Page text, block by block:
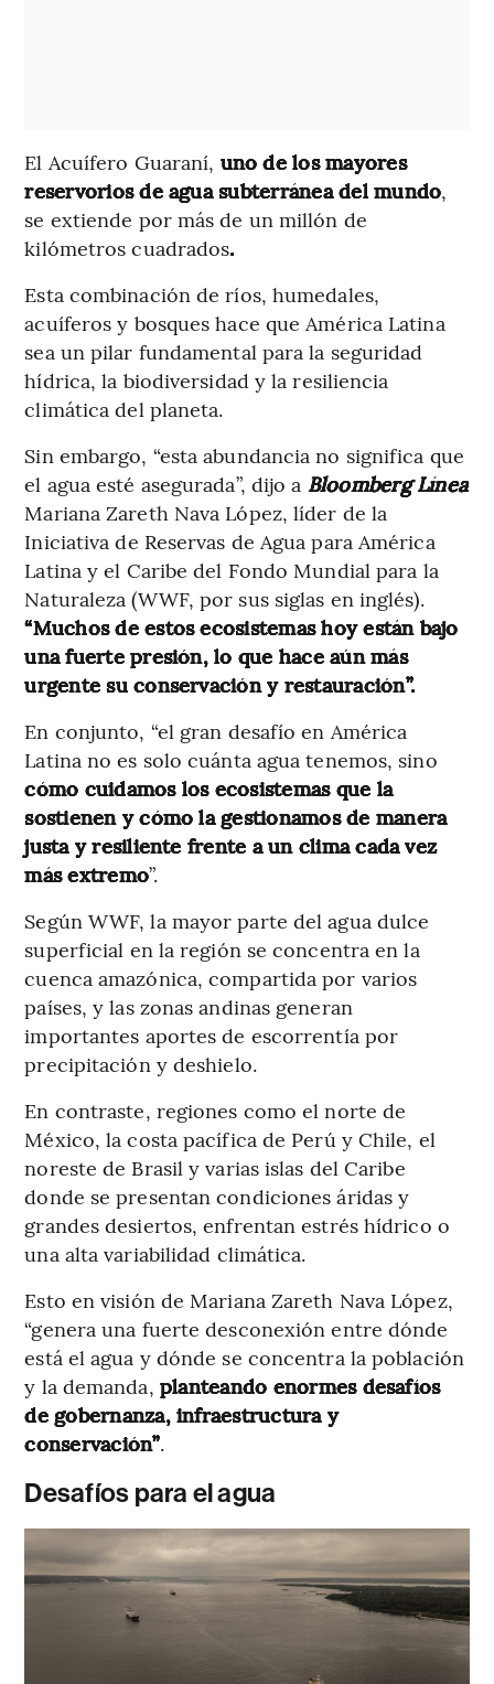
El Acuífero Guaraní, uno de los mayores
reservorios de agua subterránea del mundo,
se extiende por más de un millón de
kilómetros cuadrados.
Esta combinación de ríos, humedales,
acuíferos y bosques hace que América Latina
sea un pilar fundamental para la seguridad
hídrica, la biodiversidad y la resiliencia
climática del planeta.
Sin embargo, “esta abundancia no significa que
el agua esté asegurada”, dijo a Bloomberg Línea
Mariana Zareth Nava López, líder de la
Iniciativa de Reservas de Agua para América
Latina y el Caribe del Fondo Mundial para la
Naturaleza (WWF, por sus siglas en inglés).
“Muchos de estos ecosistemas hoy están bajo
una fuerte presión, lo que hace aún más
urgente su conservación y restauración”.
En conjunto, “el gran desafío en América
Latina no es solo cuánta agua tenemos, sino
cómo cuidamos los ecosistemas que la
sostienen y cómo la gestionamos de manera
justa y resiliente frente a un clima cada vez
más extremo”.
Según WWF, la mayor parte del agua dulce
superficial en la región se concentra en la
cuenca amazónica, compartida por varios
países, y las zonas andinas generan
importantes aportes de escorrentía por
precipitación y deshielo.
En contraste, regiones como el norte de
México, la costa pacífica de Perú y Chile, el
noreste de Brasil y varias islas del Caribe
donde se presentan condiciones áridas y
grandes desiertos, enfrentan estrés hídrico o
una alta variabilidad climática.
Esto en visión de Mariana Zareth Nava López,
“genera una fuerte desconexión entre dónde
está el agua y dónde se concentra la población
y la demanda, planteando enormes desafíos
de gobernanza, infraestructura y
conservación”.
Desafíos para el agua